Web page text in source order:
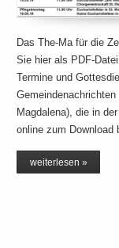
Das The-Ma für die
Sie hier als PDF-
Termine und
Magdalena), die in
online zum
weiterlesen »